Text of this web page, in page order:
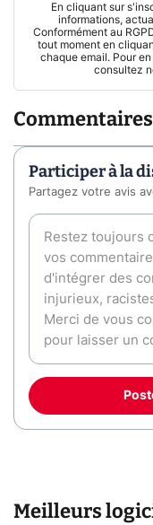
En cliquant sur
informations,
Conformément au
tout moment en
chaque email. Pour
consultez
Commentaires
Participer à la
Partagez votre avis
Meilleurs